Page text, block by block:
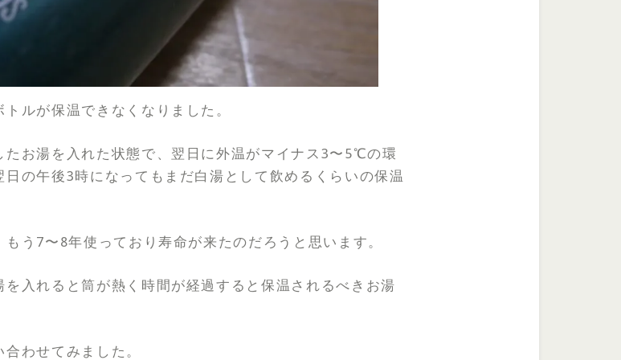
ルが保温できなくなりました。
たお湯を入れた状態で、翌日に外温がマイナス3〜5℃の環
の午後3時になってもまだ白湯として飲めるくらいの保温
う7〜8年使っており寿命が来たのだろうと思います。
入れると筒が熱く時間が経過すると保温されるべきお湯
わせてみました。